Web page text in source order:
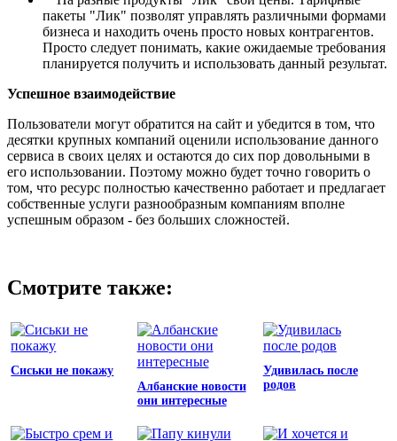
пакеты "Лик" позволят управлять различными формами
бизнеса и находить очень просто новых контрагентов.
Просто следует понимать, какие ожидаемые требования
планируется получить и использовать данный результат.
Успешное взаимодействие
Пользователи могут обратится на сайт и убедится в том, что
десятки крупных компаний оценили использование данного
сервиса в своих целях и остаются до сих пор довольными в
его использовании. Поэтому можно будет точно говорить о
том, что ресурс полностью качественно работает и предлагает
собственные услуги разнообразным компаниям вполне
успешным образом - без больших сложностей.
Смотрите также:
Сиськи не покажу
Албанские новости
они интересные
Удивилась после
родов